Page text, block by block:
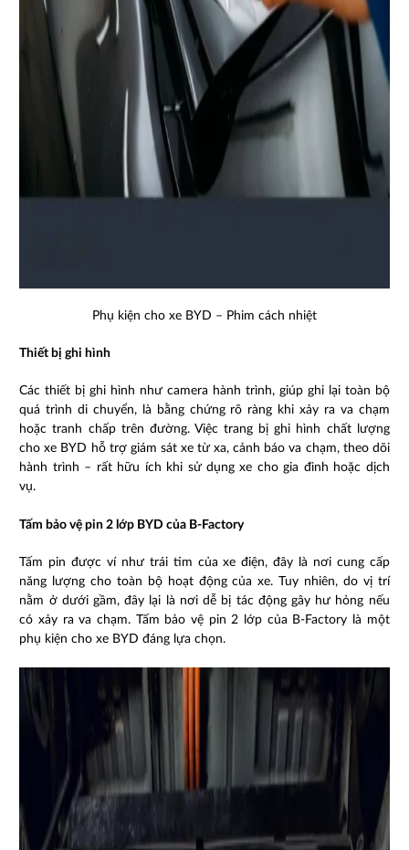
Phụ kiện cho xe BYD – Phim cách nhiệt
Thiết bị ghi hình
Các thiết bị ghi hình như camera hành trình, giúp ghi lại toàn bộ
quá trình di chuyển, là bằng chứng rõ ràng khi xảy ra va chạm
hoặc tranh chấp trên đường. Việc trang bị ghi hình chất lượng
cho xe BYD hỗ trợ giám sát xe từ xa, cảnh báo va chạm, theo dõi
hành trình – rất hữu ích khi sử dụng xe cho gia đình hoặc dịch
vụ.
Tấm bảo vệ pin 2 lớp BYD của B-Factory
Tấm pin được ví như trái tim của xe điện, đây là nơi cung cấp
năng lượng cho toàn bộ hoạt động của xe. Tuy nhiên, do vị trí
nằm ở dưới gầm, đây lại là nơi dễ bị tác động gây hư hỏng nếu
có xảy ra va chạm. Tấm bảo vệ pin 2 lớp của B-Factory là một
phụ kiện cho xe BYD đáng lựa chọn.